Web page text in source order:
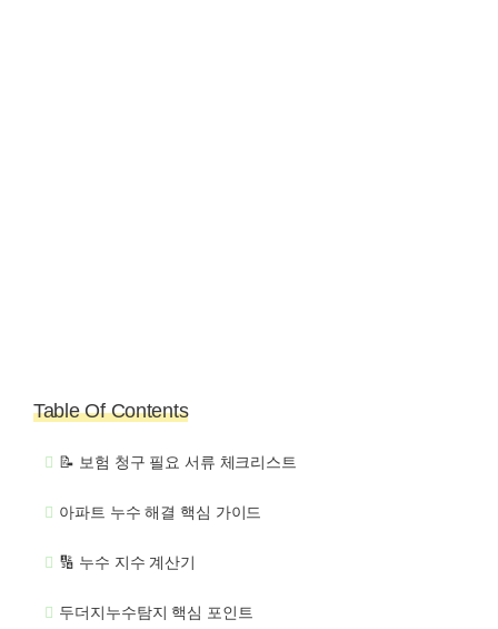
Table Of Contents
📝 보험 청구 필요 서류 체크리스트
아파트 누수 해결 핵심 가이드
🔢 누수 지수 계산기
두더지누수탐지 핵심 포인트